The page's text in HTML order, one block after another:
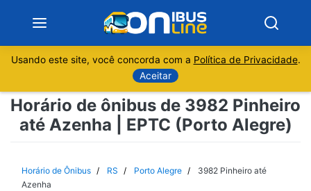
Sobre
São Paulo
Usando este site, você concorda com a Política de Privacidade.
Aceitar
Horário de ônibus de 3982 Pinheiro
até Azenha | EPTC (Porto Alegre)
Horário de Ônibus RS Porto Alegre
3982 Pinheiro até
Azenha